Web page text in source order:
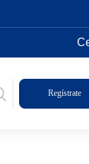
Regístrate